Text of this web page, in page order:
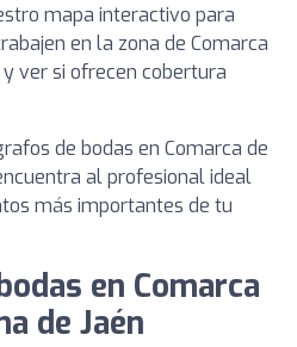
mapa interactivo para
en la zona de Comarca
ver si ofrecen cobertura
de bodas en Comarca de
al profesional ideal
más importantes de tu
en Comarca
de Jaén